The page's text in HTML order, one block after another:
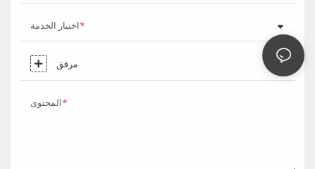
اختيار الخدمة
مرفق
المحتوى